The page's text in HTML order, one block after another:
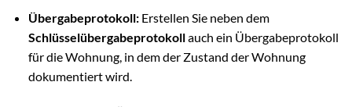
Übergabeprotokoll:Erstellen Sie neben dem
Schlüsselübergabeprotokollauch ein Übergabeprotokoll
für die Wohnung, in dem der Zustand der Wohnung
dokumentiert wird.